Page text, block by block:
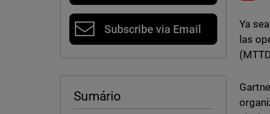
Subscribe via Email
Sumário
Ya
las